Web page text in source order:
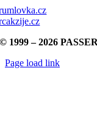
© 1999 – 2026
Page load link